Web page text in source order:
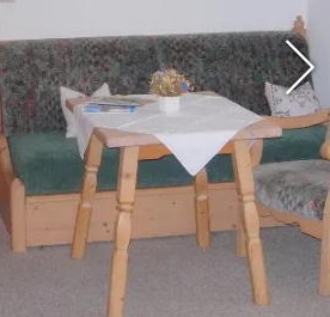
sehr freuen, Sie als
zu können.